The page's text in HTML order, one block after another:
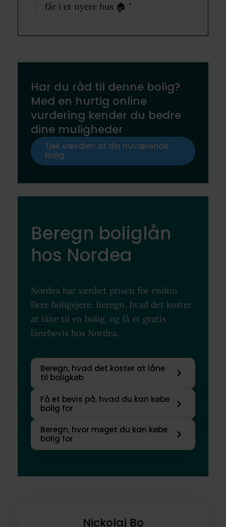
får i et nyere hus 🏠 "
Har du råd til denne bolig?
Med en hurtig online
vurdering kender du bedre
dine muligheder
Tjek værdien af din nuværende
bolig
Beregn boliglån
hos Nordea
Nordea har sænket prisen for endnu
flere boligejere. Beregn, hvad det koster
at låne til en bolig, og få et gratis
lånebevis hos Nordea.
Beregn, hvad det koster at låne
til boligkøb
Få et bevis på, hvad du kan købe
bolig for
Beregn, hvor meget du kan købe
bolig for
Nickolaj Bo